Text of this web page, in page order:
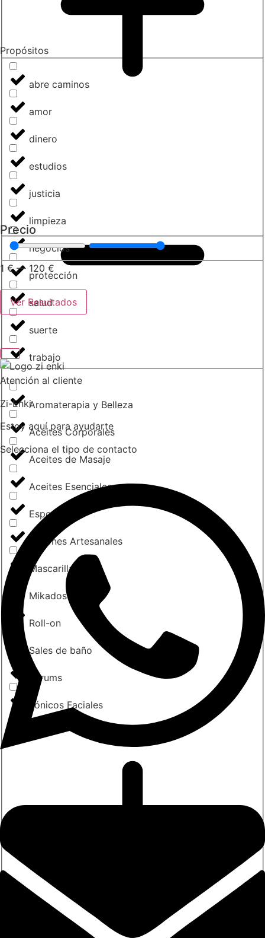
Aromaterapia y Belleza
Aceites Corporales
Aceites de Masaje
Aceites Esenciales
Esponjas
Jabones Artesanales
Mascarillas
Mikados
Roll-on
Sales de baño
Sérums
Tónicos Faciales
Propósitos
abre caminos
amor
dinero
estudios
justicia
limpieza
negocios
protección
salud
suerte
trabajo
Precio
1 €— 120 €
Ver Resultados
Atención al cliente
Zi-Enki
Estoy aquí para ayudarte
Selecciona el tipo de contacto